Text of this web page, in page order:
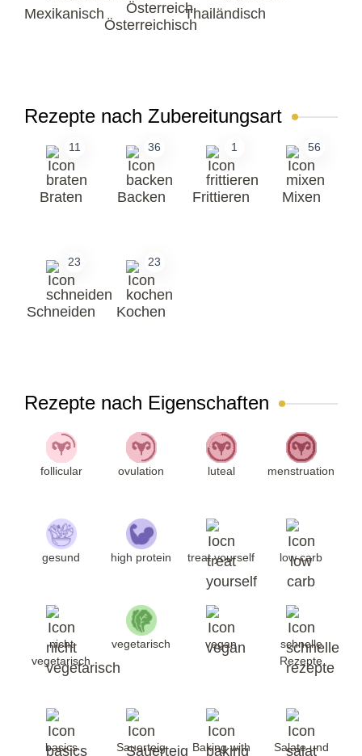
Mexikanisch
Österreichisch
Thailändisch
Rezepte nach Zubereitungsart
11
Braten
36
Backen
1
Frittieren
56
Mixen
23
Schneiden
23
Kochen
Rezepte nach Eigenschaften
follicular ovulation luteal menstruation
gesund high protein treat yourself low carb
nicht
vegetarisch
vegetarisch vegan
schnelle
Rezepte
basics Sauerteig
Baking with
Salate und